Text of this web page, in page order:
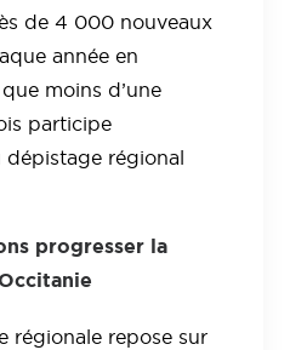
de 4 000 nouveaux
année en
moins d’une
participe
dépistage régional
progresser la
régionale repose sur